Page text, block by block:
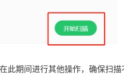
此期间进行其他操作，确保扫描